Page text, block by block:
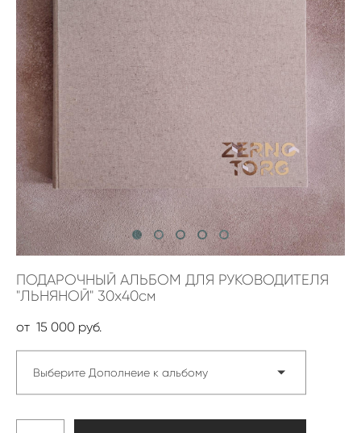
ПОДАРОЧНЫЙ АЛЬБОМ ДЛЯ РУКОВОДИТЕЛЯ
"ЛЬНЯНОЙ" 30х40см
от 15 000 pуб.
Выберите Дополнеие к альбому